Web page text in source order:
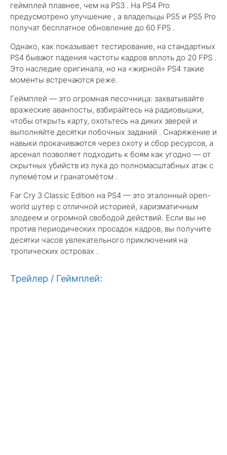
геймплей плавнее, чем на PS3 . На PS4 Pro
предусмотрено улучшение , а владельцы PS5 и PS5 Pro
получат бесплатное обновление до 60 FPS .
Однако, как показывает тестирование, на стандартных
PS4 бывают падения частоты кадров вплоть до 20 FPS .
Это наследие оригинала, но на «жирной» PS4 такие
моменты встречаются реже.
Геймплей — это огромная песочница: захватывайте
вражеские аванпосты, взбирайтесь на радиовышки,
чтобы открыть карту, охотьтесь на диких зверей и
выполняйте десятки побочных заданий . Снаряжение и
навыки прокачиваются через охоту и сбор ресурсов, а
арсенал позволяет подходить к боям как угодно — от
скрытных убийств из лука до полномасштабных атак с
пулемётом и гранатомётом .
Far Cry 3 Classic Edition на PS4 — это эталонный open-
world шутер с отличной историей, харизматичным
злодеем и огромной свободой действий. Если вы не
против периодических просадок кадров, вы получите
десятки часов увлекательного приключения на
тропических островах .
Трейлер / Геймплей: